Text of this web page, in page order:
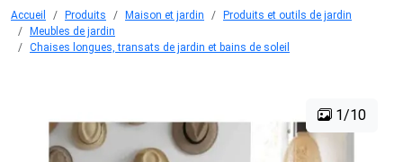
Accueil Produits Maison et jardin
Produits et outils de jardin
Meubles de jardin
Chaises longues, transats de jardin et bains de soleil
1/10